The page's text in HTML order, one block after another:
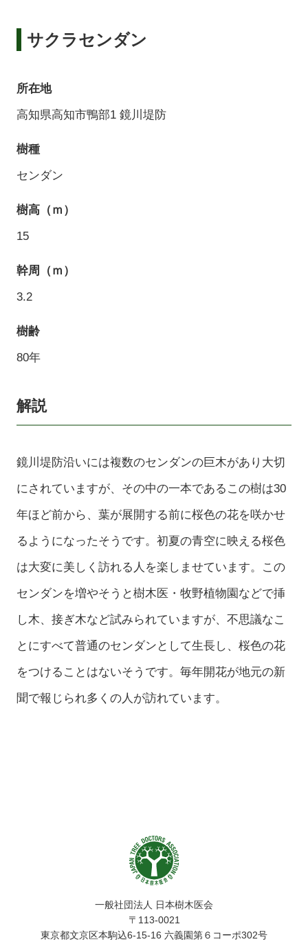
サクラセンダン
所在地
高知県高知市鴨部1 鏡川堤防
樹種
センダン
樹高（ｍ）
15
幹周（ｍ）
3.2
樹齢
80年
解説
鏡川堤防沿いには複数のセンダンの巨木があり大切
にされていますが、その中の一本であるこの樹は30
年ほど前から、葉が展開する前に桜色の花を咲かせ
るようになったそうです。初夏の青空に映える桜色
は大変に美しく訪れる人を楽しませています。この
センダンを増やそうと樹木医・牧野植物園などで挿
し木、接ぎ木など試みられていますが、不思議なこ
とにすべて普通のセンダンとして生長し、桜色の花
をつけることはないそうです。毎年開花が地元の新
聞で報じられ多くの人が訪れています。
一般社団法人 日本樹木医会
〒113-0021
東京都文京区本駒込6-15-16 六義園第６コーポ302号